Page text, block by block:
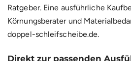
Ratgeber. Eine ausführliche
Körnungsberater und
doppel-schleifscheibe.de.
Direkt zur passenden